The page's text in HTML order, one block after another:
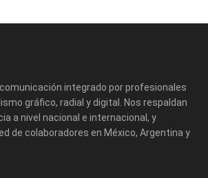
integrado por profesionales
gráfico, radial y digital. Nos respaldan
a nivel nacional e internacional, y
de colaboradores en México, Argentina y